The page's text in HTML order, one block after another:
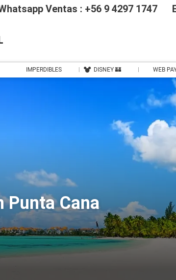
Ventas : +56 9 4297 1747
IMPERDIBLES DISNEY 🏰 WEB
Punta Cana